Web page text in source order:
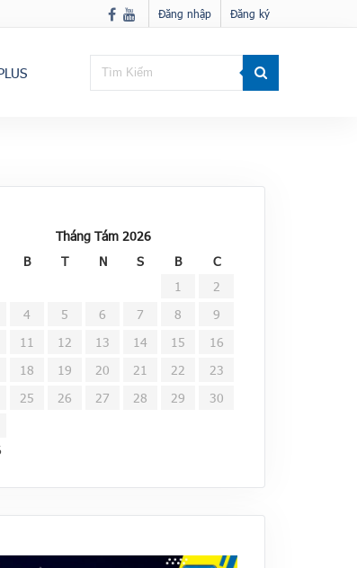
Đăng nhập Đăng ký
Tháng Tám 2026
B T N S B
C
1
2
4 5 6 7 8
9
11 12 13 14 15
16
18 19 20 21 22
23
25 26 27 28 29
30